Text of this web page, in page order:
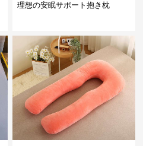
理想の安眠サポート抱き枕